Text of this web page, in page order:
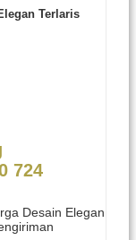
Terlaris
724
Desain Elegan